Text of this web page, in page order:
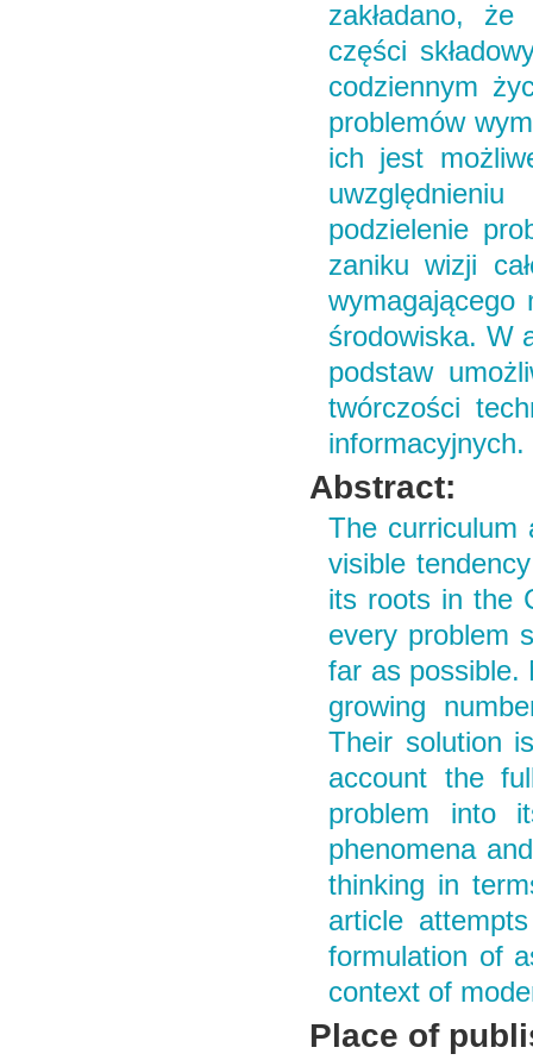
zakładano,
części
codziennym
problemów
ich jest
podzielenie
zaniku wizji
wymagającego
środowiska. W
podstaw
twórczości
informacyjnych.
Abstract:
The curriculum
visible
its roots in the
every problem
far as possible.
growing
Their solution
account the
problem into
phenomena
thinking in
article
formulation of
context of
Place of